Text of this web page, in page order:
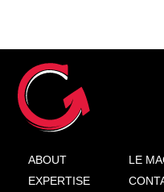
ABOUT
EXPERTISE
LE